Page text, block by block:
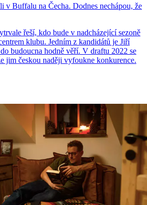
v Buffalu na Čecha. Dodnes nechápou, že
řeší, kdo bude v nadcházející sezoně
klubu. Jedním z kandidátů je Jiří
budoucna hodně věří. V draftu 2022 se
jim českou naději vyfoukne konkurence.